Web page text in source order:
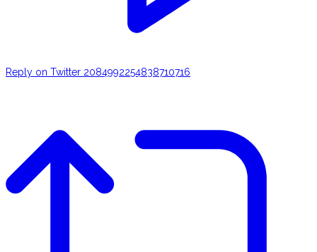
Reply on Twitter 2084992254838710716